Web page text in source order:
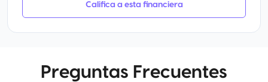
Califica a esta financiera
Preguntas Frecuentes